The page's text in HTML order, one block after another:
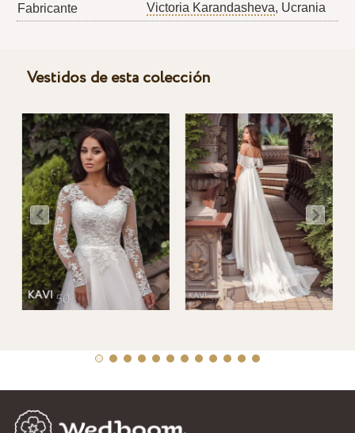
Fabricante
Victoria Karandasheva, Ucrania
Vestidos de esta colección